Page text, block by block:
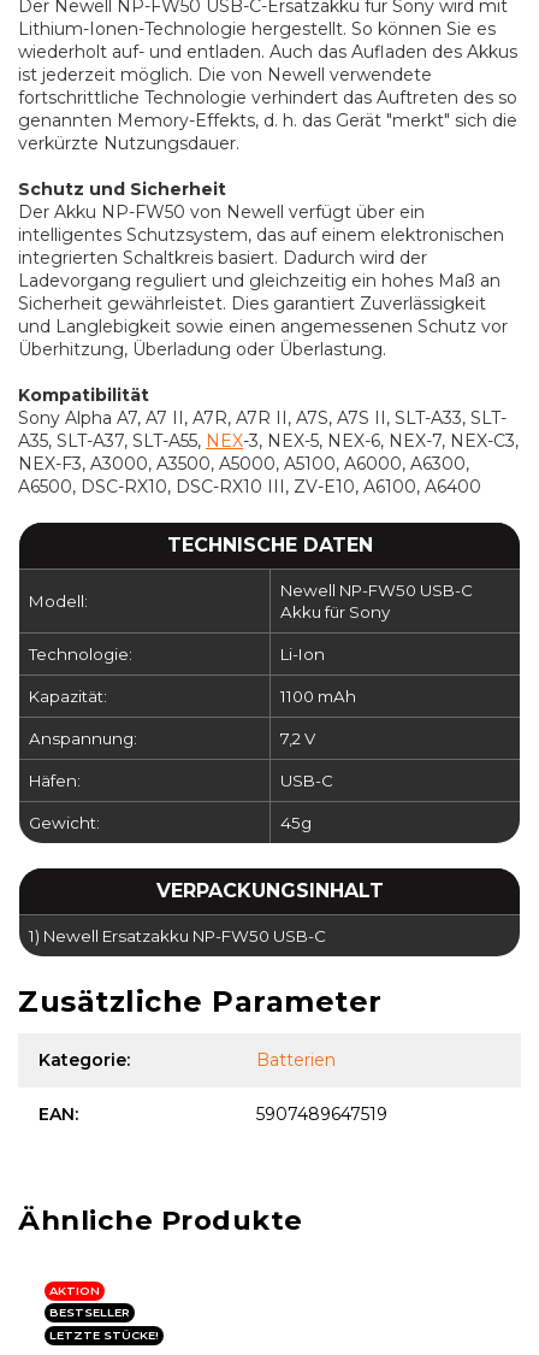
Der Newell NP-FW50 USB-C-Ersatzakku für Sony wird mit
Lithium-Ionen-Technologie hergestellt. So können Sie es
wiederholt auf- und entladen. Auch das Aufladen des Akkus
ist jederzeit möglich. Die von Newell verwendete
fortschrittliche Technologie verhindert das Auftreten des so
genannten Memory-Effekts, d. h. das Gerät "merkt" sich die
verkürzte Nutzungsdauer.
Schutz und Sicherheit
Der Akku NP-FW50 von Newell verfügt über ein
intelligentes Schutzsystem, das auf einem elektronischen
integrierten Schaltkreis basiert. Dadurch wird der
Ladevorgang reguliert und gleichzeitig ein hohes Maß an
Sicherheit gewährleistet. Dies garantiert Zuverlässigkeit
und Langlebigkeit sowie einen angemessenen Schutz vor
Überhitzung, Überladung oder Überlastung.
Kompatibilität
Sony Alpha A7, A7 II, A7R, A7R II, A7S, A7S II, SLT-A33, SLT-
A35, SLT-A37, SLT-A55, NEX-3, NEX-5, NEX-6, NEX-7, NEX-C3,
NEX-F3, A3000, A3500, A5000, A5100, A6000, A6300,
A6500, DSC-RX10, DSC-RX10 III, ZV-E10, A6100, A6400
TECHNISCHE DATEN
Modell:
Newell NP-FW50 USB-C
Akku für Sony
Technologie: Li-Ion
Kapazität: 1100 mAh
Anspannung: 7,2 V
Häfen: USB-C
Gewicht: 45g
VERPACKUNGSINHALT
1) Newell Ersatzakku NP-FW50 USB-C
Zusätzliche Parameter
Kategorie: Batterien
EAN: 5907489647519
AKTION
BESTSELLER
LETZTE STÜCKE!